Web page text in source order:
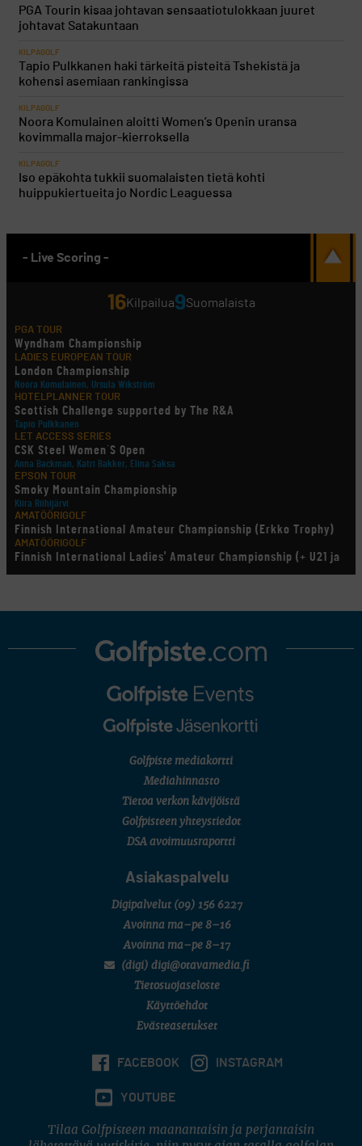
PGA Tourin kisaa johtavan sensaatiotulokkaan juuret
johtavat Satakuntaan
KILPAGOLF
Tapio Pulkkanen haki tärkeitä pisteitä Tshekistä ja
kohensi asemiaan rankingissa
KILPAGOLF
Noora Komulainen aloitti Women’s Openin uransa
kovimmalla major-kierroksella
KILPAGOLF
Iso epäkohta tukkii suomalaisten tietä kohti
huippukiertueita jo Nordic Leaguessa
- Live Scoring -
16Kilpailua9Suomalaista
PGA TOUR
Wyndham Championship
LADIES EUROPEAN TOUR
London Championship
Noora Komulainen, Ursula Wikström
HOTELPLANNER TOUR
Scottish Challenge supported by The R&A
Tapio Pulkkanen
LET ACCESS SERIES
CSK Steel Women´S Open
Anna Backman, Katri Bakker, Elina Saksa
EPSON TOUR
Smoky Mountain Championship
Kiira Riihijärvi
AMATÖÖRIGOLF
Finnish International Amateur Championship (Erkko Trophy)
AMATÖÖRIGOLF
Finnish International Ladies' Amateur Championship (+ U21 ja
U18/FJT/Aulanko)
LEGENDS TOUR
U.S. Women's Amateur Championship
English Boys' (U14) Open Amateur Stroke Play Championship
Eeli Krankka, Lionel Mutikainen
Kivitippu Classic Invitational 2026
SM-reikäpeli (M50/Kymen Golf)
7 (U18 ja U21/pojat/Tahko)
Golfpiste mediakortti
Mediahinnasto
Tietoa verkon kävijöistä
Golfpisteen yhteystiedot
DSA avoimuusraportti
Asiakaspalvelu
Digipalvelut (09) 156 6227
Avoinna ma–pe 8–16
Avoinna ma–pe 8–17
(digi) digi@otavamedia.fi
Tietosuojaseloste
Käyttöehdot
Evästeasetukset
FACEBOOK INSTAGRAM
YOUTUBE
Tilaa Golfpisteen maanantaisin ja perjantaisin